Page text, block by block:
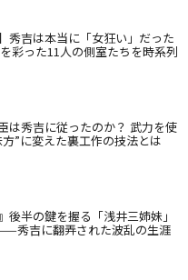
秀吉は本当に「女狂い」だった
彩った11人の側室たちを時系列
は秀吉に従ったのか？ 武力を使
”に変えた裏工作の技法とは
後半の鍵を握る「浅井三姉妹」
秀吉に翻弄された波乱の生涯